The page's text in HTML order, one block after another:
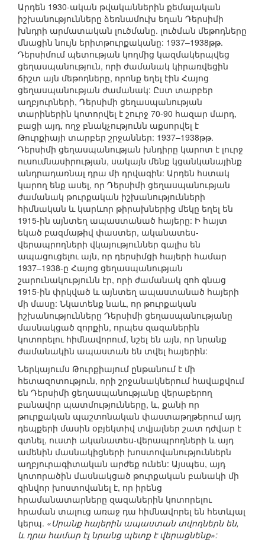
Արդեն 1930-ական թվականներին քեմալական
իշխանությունները ձեռնամուխ եղան Դերսիմի
խնդրի արմատական լուծմանը. լուծման մեթոդները
մնացին նույն երիտթուրքականը: 1937–1938թթ.
Դերսիմում պետության կողմից կազմակերպվեց
ցեղասպանություն, որի ժամանակ կիրառվեցին
ճիշտ այն մեթոդները, որոնք եղել էին Հայոց
ցեղասպանության ժամանակ: Ըստ տարբեր
աղբյուրների, Դերսիմի ցեղասպանության
տարիներին կոտորվել է շուրջ 70-90 հազար մարդ,
բացի այդ, ողջ բնակչությունն աքսորվել է
Թուրքիայի տարբեր շրջաններ: 1937–1938թթ.
Դերսիմի ցեղասպանության խնդիրը կարոտ է լուրջ
ուսումնասիրության, սակայն մենք կցանկանայինք
անդրադառնալ դրա մի դրվագին: Արդեն հստակ
կարող ենք ասել, որ Դերսիմի ցեղասպանության
ժամանակ թուրքական իշխանությունների
հիմնական և կարևոր թիրախներից մեկը եղել են
1915-ին այնտեղ ապաստանած հայերը: Ի հայտ
եկած բազմաթիվ փաստեր, ականատես-
վերապրողների վկայություններ գալիս են
ապացուցելու այն, որ դերսիմցի հայերի համար
1937–1938-ը Հայոց ցեղասպանության
շարունակությունն էր, որի ժամանակ զոհ գնաց
1915-ին փրկված և այնտեղ ապաստանած հայերի
մի մասը: Նկատենք նաև, որ թուրքական
իշխանությունները Դերսիմի ցեղասպանությանը
մասնակցած զորքին, որպես զազաներին
կոտորելու հիմնավորում, նշել են այն, որ նրանք
ժամանակին ապաստան են տվել հայերին:
Ներկայումս Թուրքիայում ընթանում է մի
հետազոտություն, որի շրջանակներում հավաքվում
են Դերսիմի ցեղասպանությանը վերաբերող
բանավոր պատմությունները, և, քանի որ
թուրքական պաշտոնական փաստաթղթերում այդ
դեպքերի մասին օբյեկտիվ տվյալներ շատ դժվար է
գտնել, ուստի ականատես-վերապրողների և այդ
ամենին մասնակիցների խոստովանություններն
աղբյուրագիտական արժեք ունեն: Այսպես, այդ
կոտորածին մասնակցած թուրքական բանակի մի
զինվոր խոստովանել է, որ իրենց
հրամանատարները զազաներին կոտորելու
հրաման տալուց առաջ դա հիմնավորել են հետևյալ
կերպ. «Սրանք հայերին ապաստան տվողներն են,
և դրա համար էլ նրանց պետք է վերացնենք»: